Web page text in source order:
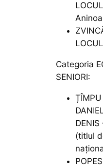
Categoria
SENIORI:
DENIS
(titlul